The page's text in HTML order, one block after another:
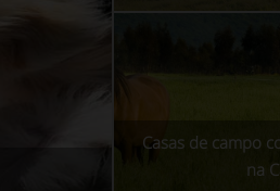
Casas de campo
na